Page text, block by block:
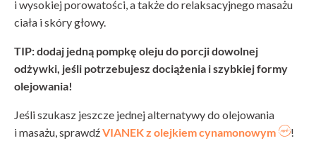
i wysokiej porowatości, a także do relaksacyjnego masażu
ciała i skóry głowy.
TIP: dodaj jedną pompkę oleju do porcji dowolnej
odżywki, jeśli potrzebujesz dociążenia i szybkiej formy
olejowania!
Jeśli szukasz jeszcze jednej alternatywy do olejowania
i masażu, sprawdźVIANEK z olejkiem cynamonowym !